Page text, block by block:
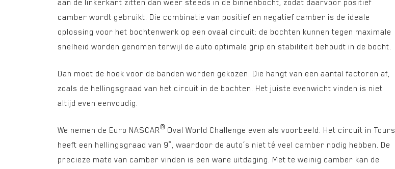
aan de linkerkant zitten dan weer steeds in de binnenbocht, zodat daarvoor positief
camber wordt gebruikt. Die combinatie van positief en negatief camber is de ideale
oplossing voor het bochtenwerk op een ovaal circuit: de bochten kunnen tegen maximale
snelheid worden genomen terwijl de auto optimale grip en stabiliteit behoudt in de bocht.
Dan moet de hoek voor de banden worden gekozen. Die hangt van een aantal factoren af,
zoals de hellingsgraad van het circuit in de bochten. Het juiste evenwicht vinden is niet
altijd even eenvoudig.
We nemen de Euro NASCAR® Oval World Challenge even als voorbeeld. Het circuit in Tours
heeft een hellingsgraad van 9°, waardoor de auto’s niet té veel camber nodig hebben. De
precieze mate van camber vinden is een ware uitdaging. Met te weinig camber kan de